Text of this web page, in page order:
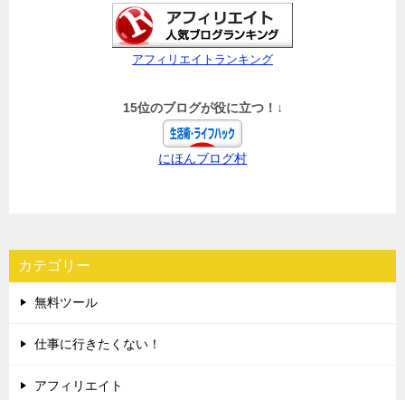
アフィリエイトランキング
15位のブログが役に立つ！↓
にほんブログ村
カテゴリー
無料ツール
仕事に行きたくない！
アフィリエイト